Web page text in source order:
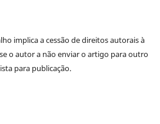
implica a cessão de direitos autorais à
o autor a não enviar o artigo para outro
para publicação.